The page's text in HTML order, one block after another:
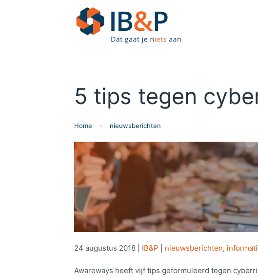
Skip to main content
5 tips tegen
Home nieuwsberichten
24 augustus 2018 IB&P nieuwsberichten,
Awareways heeft vijf tips geformuleerd tegen